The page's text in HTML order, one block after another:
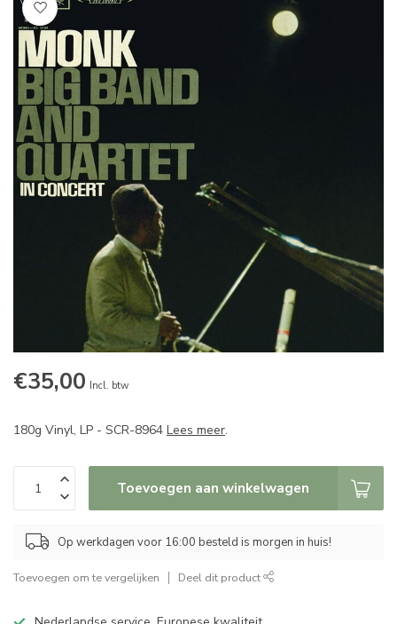
€35,00 Incl. btw
180g Vinyl, LP - SCR-8964 Lees meer.
Toevoegen aan winkelwagen
Op werkdagen voor 16:00 besteld is morgen in huis!
Toevoegen om te vergelijken Deel dit product